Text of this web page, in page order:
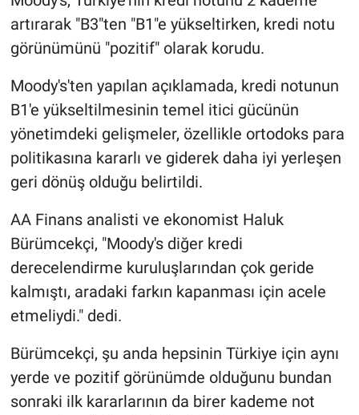
artırarak "B3"ten "B1"e yükseltirken, kredi notu
görünümünü "pozitif" olarak korudu.
Moody's'ten yapılan açıklamada, kredi notunun
B1'e yükseltilmesinin temel itici gücünün
yönetimdeki gelişmeler, özellikle ortodoks para
politikasına kararlı ve giderek daha iyi yerleşen
geri dönüş olduğu belirtildi.
AA Finans analisti ve ekonomist Haluk
Bürümcekçi, "Moody's diğer kredi
derecelendirme kuruluşlarından çok geride
kalmıştı, aradaki farkın kapanması için acele
etmeliydi." dedi.
Bürümcekçi, şu anda hepsinin Türkiye için aynı
yerde ve pozitif görünümde olduğunu bundan
sonraki ilk kararlarının da birer kademe not